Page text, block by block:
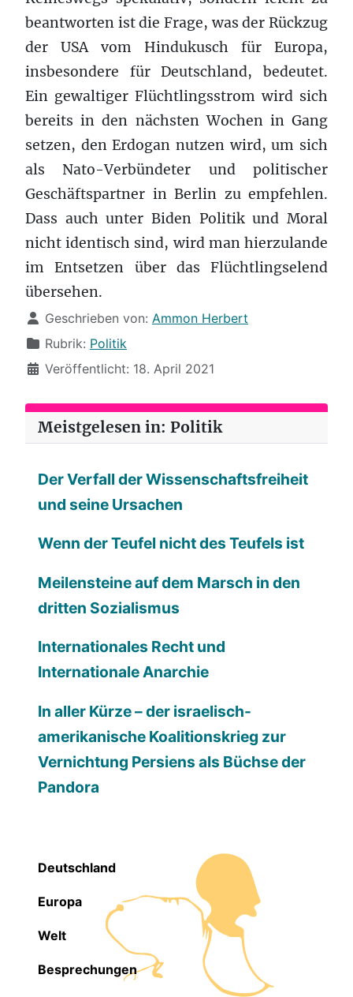
beantworten ist die Frage, was der Rückzug
der USA vom Hindukusch für Europa,
insbesondere für Deutschland, bedeutet.
Ein gewaltiger Flüchtlingsstrom wird sich
bereits in den nächsten Wochen in Gang
setzen, den Erdogan nutzen wird, um sich
als Nato-Verbündeter und politischer
Geschäftspartner in Berlin zu empfehlen.
Dass auch unter Biden Politik und Moral
nicht identisch sind, wird man hierzulande
im Entsetzen über das Flüchtlingselend
übersehen.
Details
Geschrieben von: Ammon Herbert
Rubrik: Politik
Veröffentlicht: 18. April 2021
Meistgelesen in: Politik
Der Verfall der Wissenschaftsfreiheit
und seine Ursachen
Wenn der Teufel nicht des Teufels ist
Meilensteine auf dem Marsch in den
dritten Sozialismus
Internationales Recht und
Internationale Anarchie
In aller Kürze – der israelisch-
amerikanische Koalitionskrieg zur
Vernichtung Persiens als Büchse der
Pandora
Deutschland
Europa
Welt
Besprechungen